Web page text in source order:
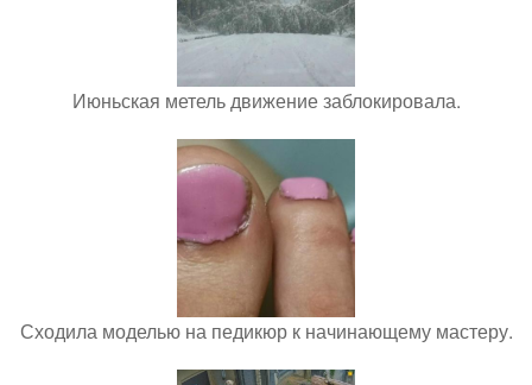
Июньская метель движение заблокировала.
Сходила моделью на педикюр к начинающему мастеру.